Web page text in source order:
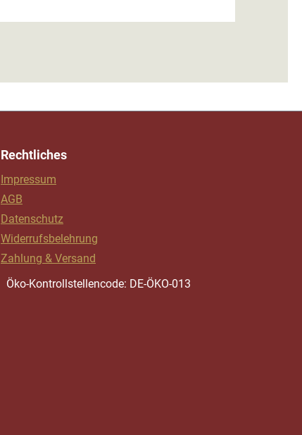
Rechtliches
Impressum
AGB
Datenschutz
Widerrufsbelehrung
Zahlung & Versand
Öko-Kontrollstellencode: DE-ÖKO-013